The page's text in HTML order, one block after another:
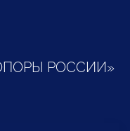
РОССИИ»